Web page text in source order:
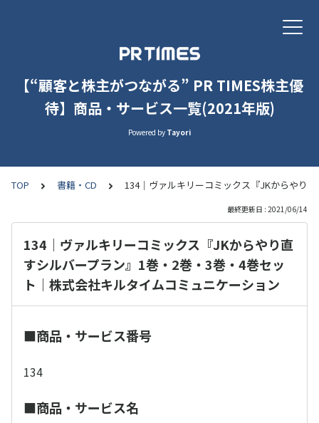
【“顧客と株主がつながる” PR TIMES株主優
待】商品・サービス一覧(2021年版)
Powered by Tayori
TOP 書籍・CD 134｜ヴァルキリーコミックス『JKからやり
最終更新日 : 2021/06/14
134｜ヴァルキリーコミックス『JKからやり直
すシルバープラン』1巻・2巻・3巻・4巻セッ
ト｜株式会社キルタイムコミュニケーション
■商品・サービス番号
134
■商品・サービス名